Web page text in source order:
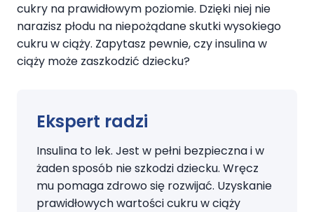
cukry na prawidłowym poziomie. Dzięki niej nie
narazisz płodu na niepożądane skutki wysokiego
cukru w ciąży. Zapytasz pewnie, czy insulina w
ciąży może zaszkodzić dziecku?
Ekspert radzi
Insulina to lek. Jest w pełni bezpieczna i w
żaden sposób nie szkodzi dziecku. Wręcz
mu pomaga zdrowo się rozwijać. Uzyskanie
prawidłowych wartości cukru w ciąży